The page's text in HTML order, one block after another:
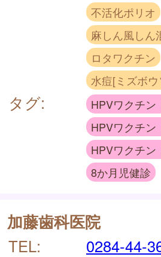
不活化ポリオ
麻しん風しん
ロタワクチン
水痘[ミズボ
タグ:
HPVワクチン
HPVワクチン
HPVワクチン
8か月児健診
加藤歯科医院
TEL:
0284-44-